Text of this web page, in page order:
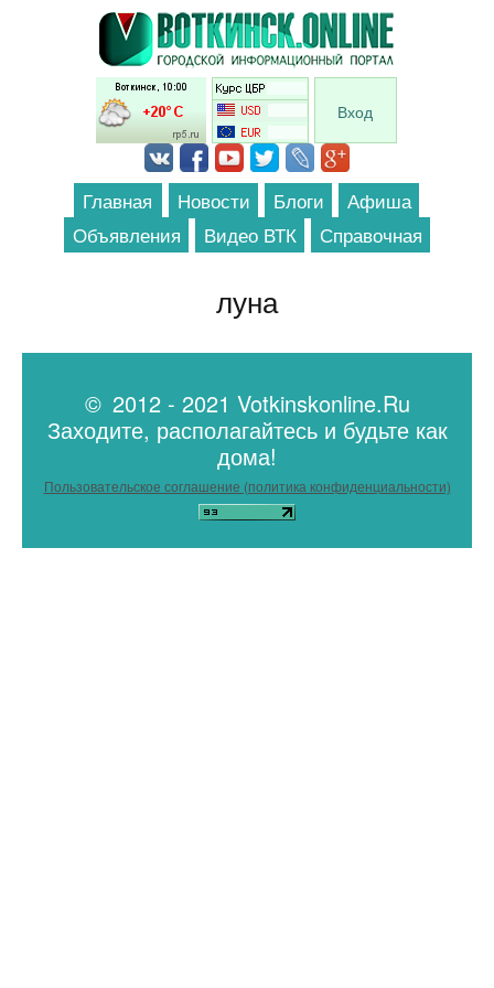
Перейти к основному содержанию
Вход
Главная Новости Блоги
Афиша
Объявления
Видео ВТК Справочная
луна
© 2012 - 2021 Votkinskonline.Ru
Заходите, располагайтесь и будьте как
дома!
Пользовательское соглашение (политика конфиденциальности)